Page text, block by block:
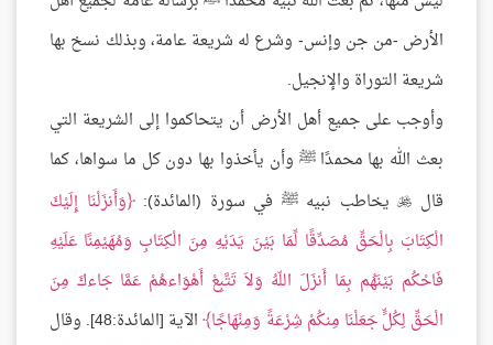
الأرض -من جن وإنس- وشرع له شريعة عامة، وبذلك نسخ بها
شريعة التوراة والإنجيل.
وأوجب على جميع أهل الأرض أن يتحاكموا إلى الشريعة التي
بعث الله بها محمدًا ﷺ وأن يأخذوا بها دون كل ما سواها، كما
قال يخاطب نبيه ﷺ في سورة (المائدة): وَأَنزَلْنَا إِلَيْكَ
الْكِتَابَ بِالْحَقِّ مُصَدِّقًا لِّمَا بَيْنَ يَدَيْهِ مِنَ الْكِتَابِ وَمُهَيْمِنًا عَلَيْهِ
فَاحْكُم بَيْنَهُم بِمَا أَنزَلَ اللّهُ وَلاَ تَتَّبِعْ أَهْوَاءهُمْ عَمَّا جَاءكَ مِنَ
الْحَقِّ لِكُلٍّ جَعَلْنَا مِنكُمْ شِرْعَةً وَمِنْهَاجًا
الآية [المائدة:48]. وقال